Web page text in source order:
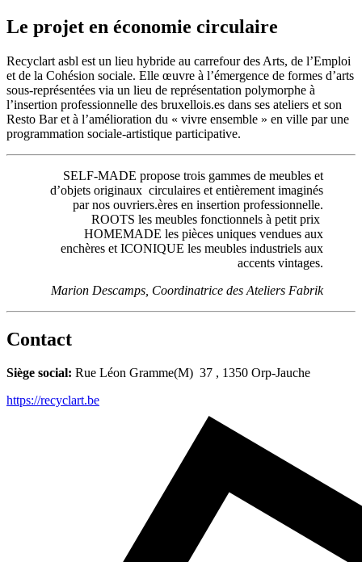
Le projet en économie circulaire
Recyclart asbl est un lieu hybride au carrefour des Arts, de l’Emploi
et de la Cohésion sociale. Elle œuvre à l’émergence de formes d’arts
sous-représentées via un lieu de représentation polymorphe à
l’insertion professionnelle des bruxellois.es dans ses ateliers et son
Resto Bar et à l’amélioration du « vivre ensemble » en ville par une
programmation sociale-artistique participative.
SELF-MADE propose trois gammes de meubles et
d’objets originaux circulaires et entièrement imaginés
par nos ouvriers.ères en insertion professionnelle.
ROOTS les meubles fonctionnels à petit prix
HOMEMADE les pièces uniques vendues aux
enchères et ICONIQUE les meubles industriels aux
accents vintages.
Marion Descamps, Coordinatrice des Ateliers Fabrik
Contact
Siège social: Rue Léon Gramme(M) 37 , 1350 Orp-Jauche
https://recyclart.be